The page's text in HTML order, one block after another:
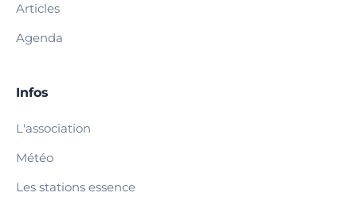
Articles
Agenda
Infos
L'association
Météo
Les stations essence